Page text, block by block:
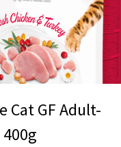
Cat GF Adult-